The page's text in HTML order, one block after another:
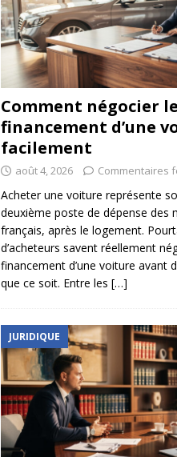
Comment négocier le
financement d’une
facilement
août 4, 2026 Commentaires
Acheter une voiture représente
deuxième poste de dépense des
français, après le logement.
d’acheteurs savent réellement
financement d’une voiture avant
que ce soit. Entre les […]
JURIDIQUE